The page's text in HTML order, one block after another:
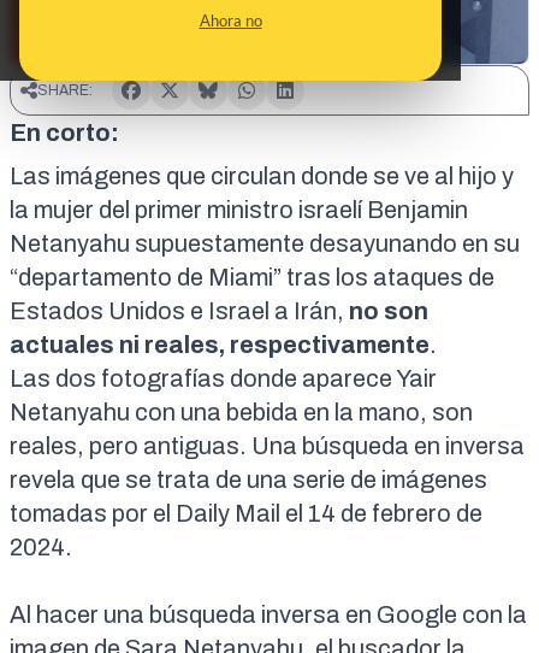
Ahora no
SHARE:
En corto:
Las imágenes que circulan donde se ve al hijo y
la mujer del primer ministro israelí Benjamin
Netanyahu supuestamente desayunando en su
“departamento de Miami” tras los ataques de
Estados Unidos e Israel a Irán, no son
actuales ni reales, respectivamente.
Las dos fotografías donde aparece Yair
Netanyahu con una bebida en la mano, son
reales, pero antiguas. Una búsqueda en inversa
revela que se trata de una serie de imágenes
tomadas por el Daily Mail el 14 de febrero de
2024.
Al hacer una búsqueda inversa en Google con la